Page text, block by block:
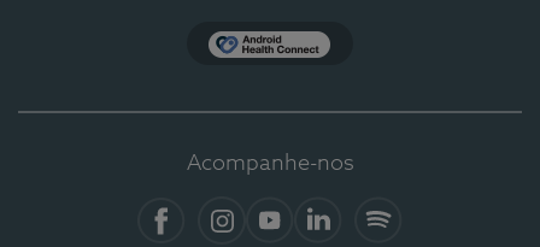
Acompanhe-nos